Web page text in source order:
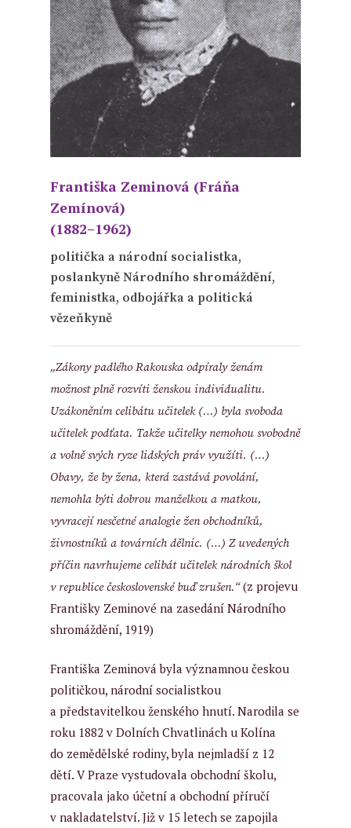
Františka Zeminová (Fráňa
Zemínová)
(1882–1962)
politička a národní socialistka,
poslankyně Národního shromáždění,
feministka, odbojářka a politická
vězeňkyně
„Zákony padlého Rakouska odpíraly ženám
možnost plně rozvíti ženskou individualitu.
Uzákoněním celibátu učitelek (…) byla svoboda
učitelek podťata. Takže učitelky nemohou svobodně
a volně svých ryze lidských práv využíti. (…)
Obavy, že by žena, která zastává povolání,
nemohla býti dobrou manželkou a matkou,
vyvracejí nesčetné analogie žen obchodníků,
živnostníků a továrních dělnic. (…) Z uvedených
příčin navrhujeme celibát učitelek národních škol
v republice československé buď zrušen.“(z projevu
Františky Zeminové na zasedání Národního
shromáždění, 1919)
Františka Zeminová byla významnou českou
političkou, národní socialistkou
a představitelkou ženského hnutí. Narodila se
roku 1882 v Dolních Chvatlinách u Kolína
do zemědělské rodiny, byla nejmladší z 12
dětí. V Praze vystudovala obchodní školu,
pracovala jako účetní a obchodní příručí
v nakladatelství. Již v 15 letech se zapojila